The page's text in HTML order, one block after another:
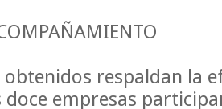
respaldan la
empresas